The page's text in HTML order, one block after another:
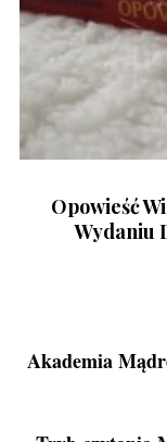
Opowieść
Wydaniu
Akademia